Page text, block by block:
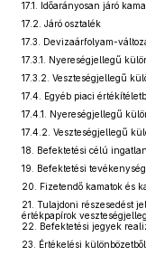
17.1. Időarányosan járó
17.2. Járó osztalék
17.3. Devizaárfolyam-
17.3.1. Nyereségjellegű
17.3.2. Veszteségjellegű
17.4. Egyéb piaci
17.4.1. Nyereségjellegű
17.4.2. Veszteségjellegű
18. Befektetési célú
19. Befektetési
20. Fizetendő kamatok és
21. Tulajdoni részesedést
értékpapírok
22. Befektetési jegyek
23. Értékelési